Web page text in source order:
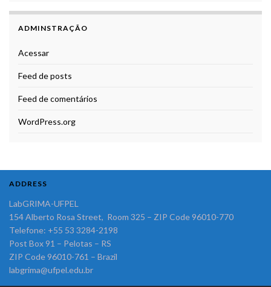
ADMINSTRAÇÃO
Acessar
Feed de posts
Feed de comentários
WordPress.org
ADDRESS
LabGRIMA-UFPEL
154 Alberto Rosa Street, Room 325 – ZIP Code 96010-770
Telefone: +55 53 3284-2198
Post Box 91 – Pelotas – RS
ZIP Code 96010-761 – Brazil
labgrima@ufpel.edu.br